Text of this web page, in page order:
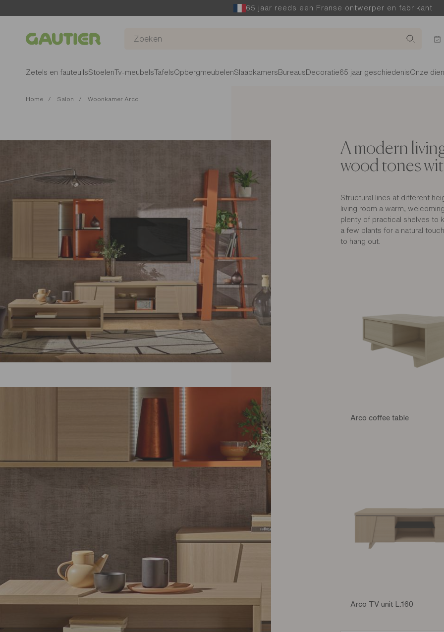
65 jaar reeds een Franse ontwerper en fabrikant
Gautier
Zetels en fauteuilsStoelenTv-meubelsTafelsOpbergmeubelenSlaapkamers Bureaus Decoratie65 jaar geschiedenisOnze
Home Salon Woonkamer Arco
A modern
wood tones
Structural lines at different
living room a warm,
plenty of practical shelves to
a few plants for a natural
to hang out.
Arco coffee table
Arco TV unit L.160